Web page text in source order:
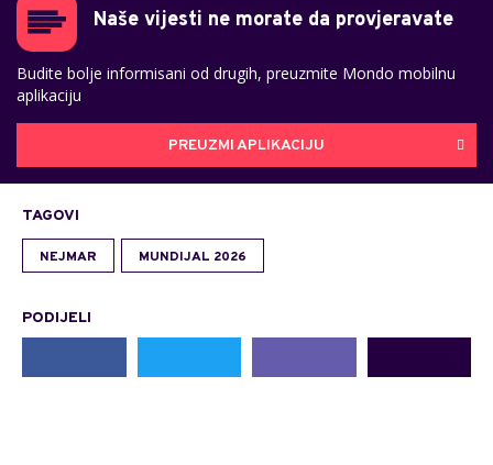
Naše vijesti ne morate da provjeravate
Budite bolje informisani od drugih, preuzmite Mondo mobilnu
aplikaciju
PREUZMI APLIKACIJU
TAGOVI
NEJMAR MUNDIJAL 2026
PODIJELI